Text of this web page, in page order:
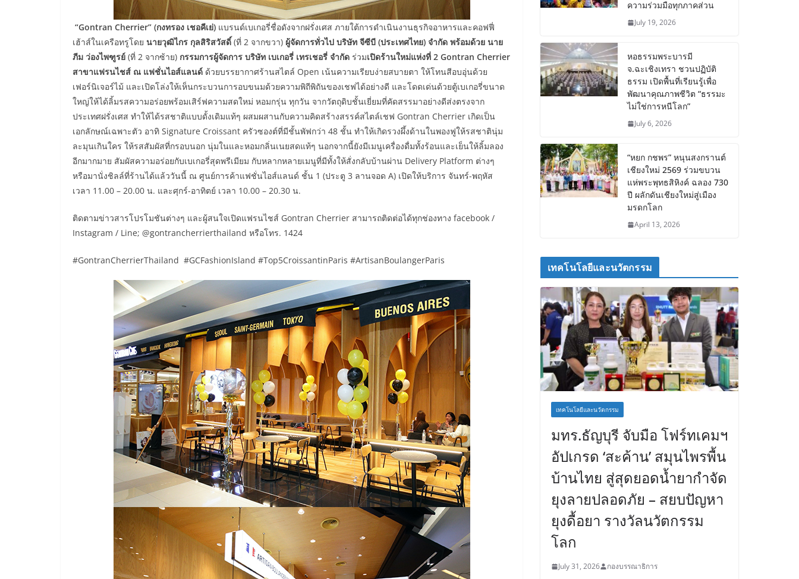
“Gontran Cherrier” (กงทรอง เชอคีเย่) แบรนด์เบเกอรี่ชื่อดังจากฝรั่งเศส ภายใต้การดำเนินงานธุรกิจอาหารและคอฟฟี่
เฮ้าส์ในเครือทรูโดย นายวุฒิไกร กุลสิริสวัสดิ์ (ที่ 2 จากขวา) ผู้จัดการทั่วไป บริษัท จีซีบี (ประเทศไทย) จํากัด พร้อมด้วย นาย
ภีม ว่องไพฑูรย์ (ที่ 2 จากซ้าย) กรรมการผู้จัดการ บริษัท เบเกอรี่ เทรเชอรี่ จำกัด ร่วมเปิดร้านใหม่แห่งที่ 2 Gontran Cherrier
สาขาแฟรนไชส์ ณ แฟชั่นไอส์แลนด์ ด้วยบรรยากาศร้านสไตล์ Open เน้นความเรียบง่ายสบายตา ให้โทนสีอบอุ่นด้วย
เฟอร์นิเจอร์ไม้ และเปิดโล่งให้เห็นกระบวนการอบขนมด้วยความพิถีพิถันของเชฟได้อย่างดี และโดดเด่นด้วยตู้เบเกอรี่ขนาด
ใหญ่ให้ได้ลิ้มรสความอร่อยพร้อมเสิร์ฟความสดใหม่ หอมกรุ่น ทุกวัน จากวัตถุดิบชั้นเยี่ยมที่คัดสรรมาอย่างดีส่งตรงจาก
ประเทศฝรั่งเศส ทำให้ได้รสชาติแบบดั้งเดิมแท้ๆ ผสมผสานกับความคิดสร้างสรรค์สไตล์เชฟ Gontran Cherrier เกิดเป็น
เอกลักษณ์เฉพาะตัว อาทิ Signature Croissant ครัวซองต์ที่มีชั้นพัฟกว่า 48 ชั้น ทำให้เกิดรวงผึ้งด้านในพองฟูให้รสชาตินุ่ม
ละมุนเกินใคร ให้รสสัมผัสที่กรอบนอก นุ่มในและหอมกลิ่นเนยสดแท้ๆ นอกจากนี้ยังมีเมนูเครื่องดื่มทั้งร้อนและเย็นให้ลิ้มลอง
อีกมากมาย สัมผัสความอร่อยกับเบเกอรี่สุดพรีเมียม กับหลากหลายเมนูที่มีทั้งให้สั่งกลับบ้านผ่าน Delivery Platform ต่างๆ
หรือมานั่งชิลล์ที่ร้านได้แล้ววันนี้ ณ ศูนย์การค้าแฟชั่นไอส์แลนด์ ชั้น 1 (ประตู 3 ลานจอด A) เปิดให้บริการ จันทร์-พฤหัส
เวลา 11.00 – 20.00 น. และศุกร์-อาทิตย์ เวลา 10.00 – 20.30 น.
ติดตามข่าวสารโปรโมชันต่างๆ และผู้สนใจเปิดแฟรนไชส์ Gontran Cherrier สามารถติดต่อได้ทุกช่องทาง facebook /
Instagram / Line; @gontrancherrierthailand หรือโทร. 1424
#GontranCherrierThailand #GCFashionIsland #Top5CroissantinParis #ArtisanBoulangerParis
ความร่วมมือทุกภาคส่วน
July 19, 2026
หอธรรมพระบารมี
จ.ฉะเชิงเทรา ชวนปฏิบัติ
ธรรม เปิดพื้นที่เรียนรู้เพื่อ
พัฒนาคุณภาพชีวิต “ธรรมะ
ไม่ใช่การหนีโลก”
July 6, 2026
“หยก กชพร” หนุนสงกรานต์
เชียงใหม่ 2569 ร่วมขบวน
แห่พระพุทธสิหิงค์ ฉลอง 730
ปี ผลักดันเชียงใหม่สู่เมือง
มรดกโลก
April 13, 2026
เทคโนโลยีและนวัตกรรม
เทคโนโลยีและนวัตกรรม
มทร.ธัญบุรี จับมือ โฟร์ทเคมฯ
อัปเกรด ‘สะค้าน’ สมุนไพรพื้น
บ้านไทย สู่สุดยอดน้ำยากำจัด
ยุงลายปลอดภัย – สยบปัญหา
ยุงดื้อยา รางวัลนวัตกรรม
โลก
July 31, 2026 กองบรรณาธิการ